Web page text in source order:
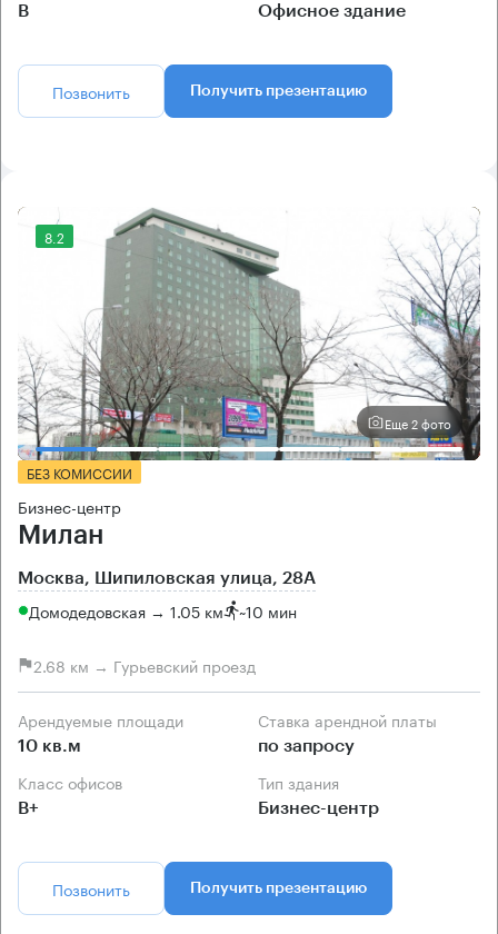
B Офисное здание
Позвонить Получить презентацию
8.2
Еще 2 фото
БЕЗ КОМИССИИ
Бизнес-центр
Милан
Москва, Шипиловская улица, 28А
Домодедовская → 1.05 км ~10 мин
2.68 км → Гурьевский проезд
Арендуемые площади
10 кв.м
Ставка арендной платы
по запросу
Класс офисов
B+
Тип здания
Бизнес-центр
Позвонить Получить презентацию